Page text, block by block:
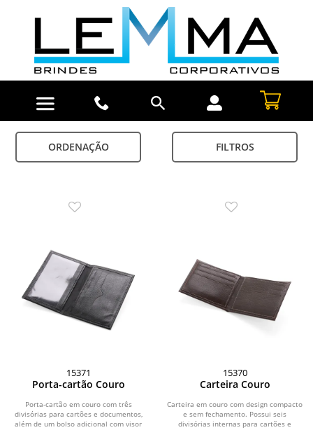
ORDENAÇÃO FILTROS
15371
Porta-cartão Couro
Porta-cartão em couro com três
divisórias para cartões e documentos,
além de um bolso adicional com visor
15370
Carteira Couro
Carteira em couro com design compacto
e sem fechamento. Possui seis
divisórias internas para cartões e